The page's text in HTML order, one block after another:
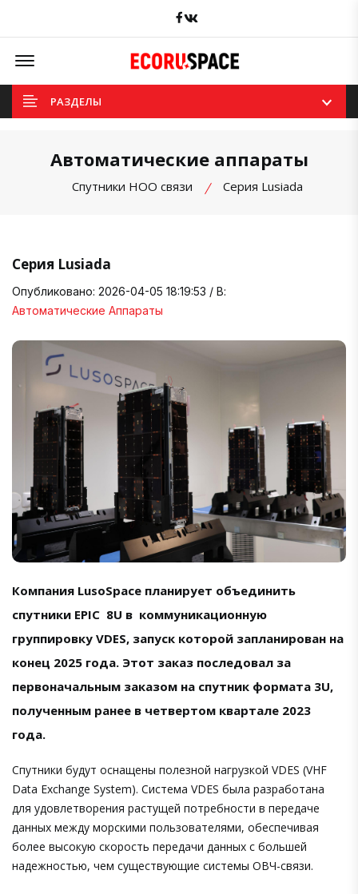
Facebook
Offcanvas Menu Open
РАЗДЕЛЫ
Автоматические аппараты
Спутники НОО связи Серия Lusiada
Серия Lusiada
Опубликовано: 2026-04-05 18:19:53 / В:
Автоматические Аппараты
Компания LusoSpace планирует объединить
спутники EPIC 8U в коммуникационную
группировку VDES, запуск которой запланирован на
конец 2025 года. Этот заказ последовал за
первоначальным заказом на спутник формата 3U,
полученным ранее в четвертом квартале 2023
года.
Спутники будут оснащены полезной нагрузкой VDES (VHF
Data Exchange System). Система VDES была разработана
для удовлетворения растущей потребности в передаче
данных между морскими пользователями, обеспечивая
более высокую скорость передачи данных с большей
надежностью, чем существующие системы ОВЧ-связи.